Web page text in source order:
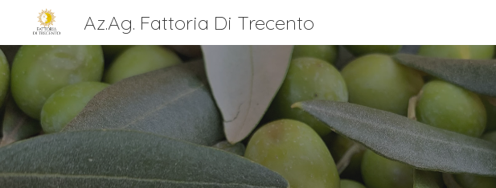
Az.Ag. Fattoria Di Trecento